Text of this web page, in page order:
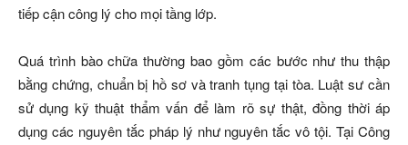
tiếp cận công lý cho mọi tầng lớp.
Quá trình bào chữa thường bao gồm các bước như thu thập
bằng chứng, chuẩn bị hồ sơ và tranh tụng tại tòa. Luật sư cần
sử dụng kỹ thuật thẩm vấn để làm rõ sự thật, đồng thời áp
dụng các nguyên tắc pháp lý như nguyên tắc vô tội. Tại Công